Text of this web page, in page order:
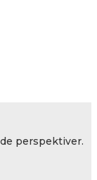
perspektiver.